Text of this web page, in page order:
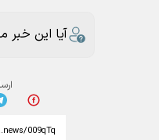
آیا این خبر